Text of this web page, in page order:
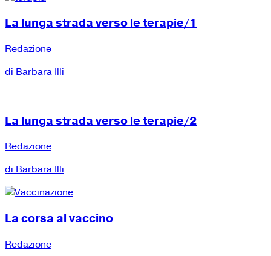
La lunga strada verso le terapie/1
Redazione
di Barbara Illi
La lunga strada verso le terapie/2
Redazione
di Barbara Illi
La corsa al vaccino
Redazione